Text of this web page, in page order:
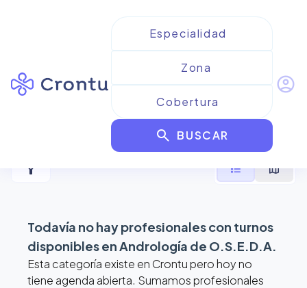
search BUSCAR
account_circle
Resultados paraAndrología
de O.S.E.D.A
filter_alt format_list_bulleted map
Todavía no hay profesionales con turnos
disponibles enAndrología de O.S.E.D.A.
Esta categoría existe en Crontu pero hoy no
tiene agenda abierta. Sumamos profesionales